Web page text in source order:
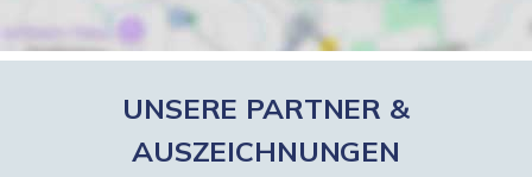
UNSERE PARTNER &
AUSZEICHNUNGEN